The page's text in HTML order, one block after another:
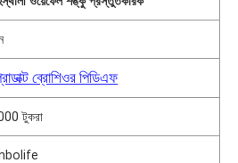
ব্রোশিওর পিডিএফ
টুকরা